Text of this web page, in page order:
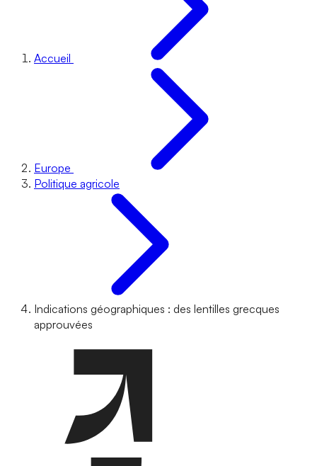
Accueil
Europe
Politique agricole
Indications géographiques : des lentilles grecques
approuvées